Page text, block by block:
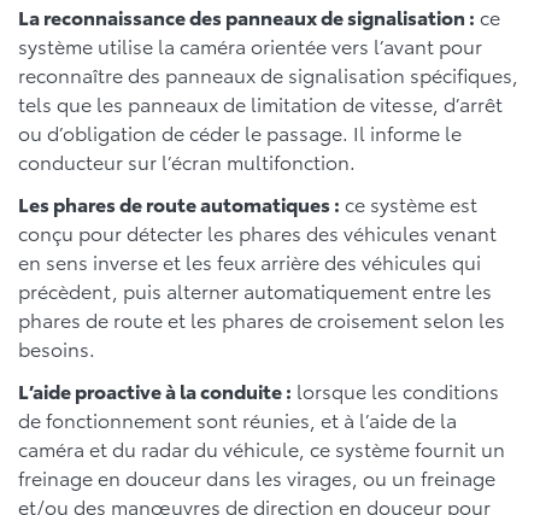
La reconnaissance des panneaux de signalisation : ce
système utilise la caméra orientée vers l’avant pour
reconnaître des panneaux de signalisation spécifiques,
tels que les panneaux de limitation de vitesse, d’arrêt
ou d’obligation de céder le passage. Il informe le
conducteur sur l’écran multifonction.
Les phares de route automatiques : ce système est
conçu pour détecter les phares des véhicules venant
en sens inverse et les feux arrière des véhicules qui
précèdent, puis alterner automatiquement entre les
phares de route et les phares de croisement selon les
besoins.
L’aide proactive à la conduite : lorsque les conditions
de fonctionnement sont réunies, et à l’aide de la
caméra et du radar du véhicule, ce système fournit un
freinage en douceur dans les virages, ou un freinage
et/ou des manœuvres de direction en douceur pour